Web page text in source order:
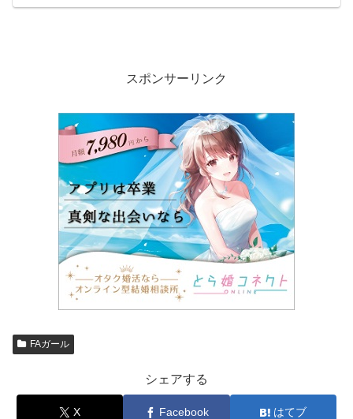
スポンサーリンク
FAガール
シェアする
X Facebook はてブ